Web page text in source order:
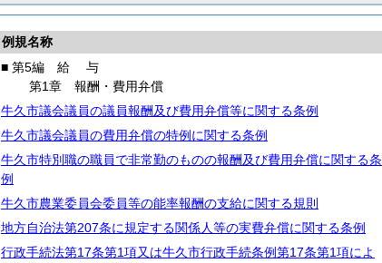
例規名称
■ 第5編 給 与
第1章 報酬・費用弁償
牛久市議会議員の議員報酬及び費用弁償等に関する条例
牛久市議会議員の費用弁償の特例に関する条例
牛久市特別職の職員で非常勤のものの報酬及び費用弁償に関する条
例
牛久市農業委員会委員等の能率報酬の支給に関する規則
地方自治法第207条に規定する関係人等の実費弁償に関する条例
行政手続法第17条第1項又は牛久市行政手続条例第17条第1項によ